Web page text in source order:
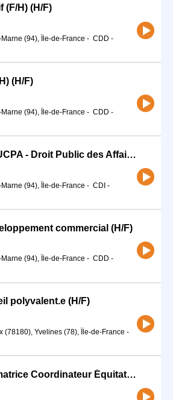
(F/H) (H/F)
(94), Île-de-France - CDD -
(H/F)
(94), Île-de-France - CDD -
Juriste Senior - UCPA - Droit Public des Affaires (H/F)
(94), Île-de-France - CDI -
commercial (H/F)
(94), Île-de-France - CDD -
polyvalent.e (H/F)
(78180), Yvelines (78), Île-de-France -
Formateur / Formatrice Coordinateur Équitation (H/F)